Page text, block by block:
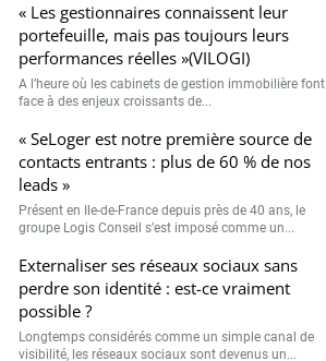
« Les gestionnaires connaissent leur
portefeuille, mais pas toujours leurs
performances réelles »(VILOGI)
A l’heure où les cabinets de gestion immobilière font
face à des enjeux croissants de...
« SeLoger est notre première source de
contacts entrants : plus de 60 % de nos
leads »
Présent en Ile-de-France depuis près de 40 ans, le
groupe Logis Conseil s’est imposé comme un...
Externaliser ses réseaux sociaux sans
perdre son identité : est-ce vraiment
possible ?
Longtemps considérés comme un simple canal de
visibilité, les réseaux sociaux sont devenus un...